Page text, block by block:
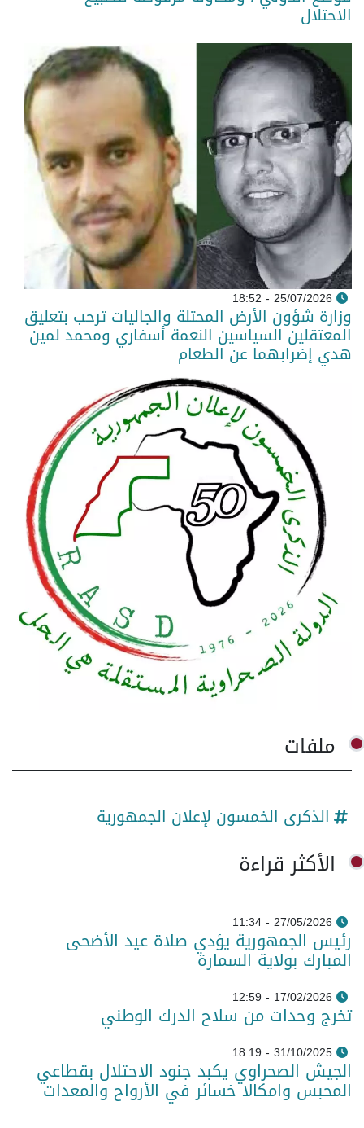
الاحتلال
25/07/2026 - 18:52
وزارة شؤون الأرض المحتلة والجاليات ترحب بتعليق
المعتقلين السياسين النعمة أسفاري ومحمد لمين
هدي إضرابهما عن الطعام
ملفات
الذكرى الخمسون لإعلان الجمهورية
الأكثر قراءة
27/05/2026 - 11:34
رئيس الجمهورية يؤدي صلاة عيد الأضحى
المبارك بولاية السمارة
17/02/2026 - 12:59
تخرج وحدات من سلاح الدرك الوطني
31/10/2025 - 18:19
الجيش الصحراوي يكبد جنود الاحتلال بقطاعي
المحبس وامكالا خسائر في الأرواح والمعدات